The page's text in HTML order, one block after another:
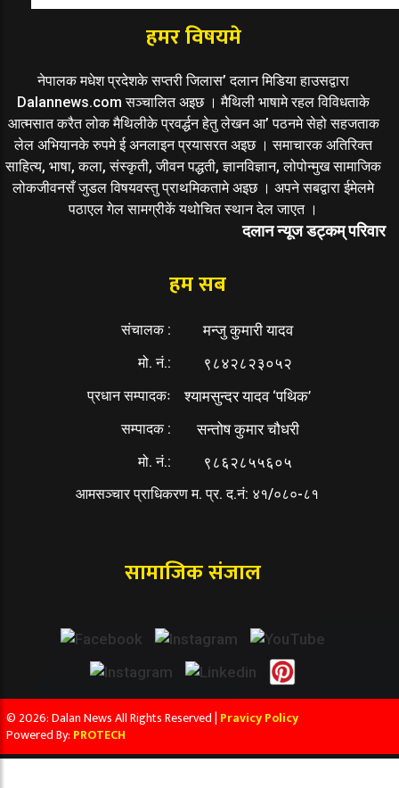
हमर विषयमे
नेपालक मधेश प्रदेशके सप्तरी जिलास’ दलान मिडिया हाउसद्वारा
Dalannews.com सञ्चालित अइछ । मैथिली भाषामे रहल विविधताके
आत्मसात करैत लोक मैथिलीके प्रवर्द्धन हेतु लेखन आ’ पठनमे सेहो सहजताक
लेल अभियानके रुपमे ई अनलाइन प्रयासरत अइछ । समाचारक अतिरिक्त
साहित्य, भाषा, कला, संस्कृती, जीवन पद्धती, ज्ञानविज्ञान, लोपोन्मुख सामाजिक
लोकजीवनसँ जुडल विषयवस्तु प्राथमिकतामे अइछ । अपने सबद्वारा ईमेलमे
पठाएल गेल सामग्रीकें यथोचित स्थान देल जाएत ।
दलान न्यूज डट्कम् परिवार
हम सब
संचालक : मन्जु कुमारी यादव
मो. नं.: ९८४२८२३०५२
प्रधान सम्पादकः श्यामसुन्दर यादव ‘पथिक’
सम्पादक : सन्तोष कुमार चौधरी
मो. नं.: ९८६२८५५६०५
आमसञ्चार प्राधिकरण म. प्र. द.नं: ४१/०८०-८१
सामाजिक संजाल
© 2026: Dalan News All Rights Reserved | Pravicy Policy
Powered By: PROTECH